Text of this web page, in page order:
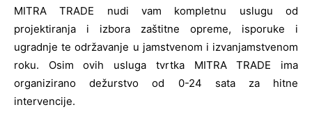
MITRA TRADE nudi vam kompletnu uslugu od
projektiranja i izbora zaštitne opreme, isporuke i
ugradnje te održavanje u jamstvenom i izvanjamstvenom
roku. Osim ovih usluga tvrtka MITRA TRADE ima
organizirano dežurstvo od 0-24 sata za hitne
intervencije.